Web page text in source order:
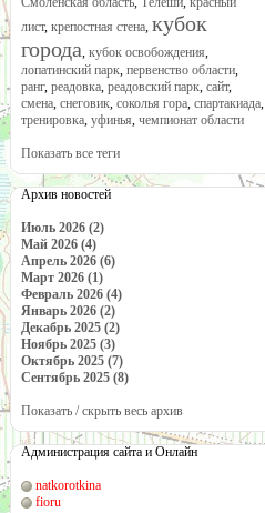
лист, крепостная стена, кубок
города, кубок освобождения,
лопатинский парк, первенство области,
ранг, реадовка, реадовский парк, сайт,
смена, снеговик, соколья гора, спартакиада,
тренировка, уфинья, чемпионат области
Показать все теги
Архив новостей
Июль 2026 (2)
Май 2026 (4)
Апрель 2026 (6)
Март 2026 (1)
Февраль 2026 (4)
Январь 2026 (2)
Декабрь 2025 (2)
Ноябрь 2025 (3)
Октябрь 2025 (7)
Сентябрь 2025 (8)
Показать / скрыть весь архив
Администрация сайта и Онлайн
natkorotkina
fioru